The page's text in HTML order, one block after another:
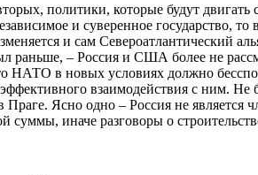
политики, которые будут двигать
и суверенное государство, то
и сам Североатлантический
раньше, – Россия и США более не
в новых условиях должно
взаимодействия с ним. Не
Праге. Ясно одно – Россия не
иначе разговоры о